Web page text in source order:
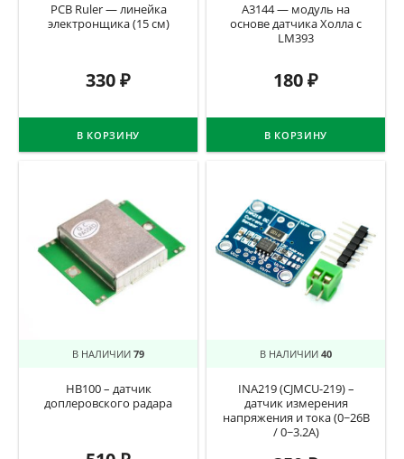
PCB Ruler — линейка
электронщика (15 см)
330₽
В КОРЗИНУ
A3144 — модуль на
основе датчика Холла с
LM393
180₽
В КОРЗИНУ
В НАЛИЧИИ 79
HB100 – датчик
доплеровского радара
В НАЛИЧИИ 40
INA219 (CJMCU-219) –
датчик измерения
напряжения и тока (0~26В
/ 0~3.2A)